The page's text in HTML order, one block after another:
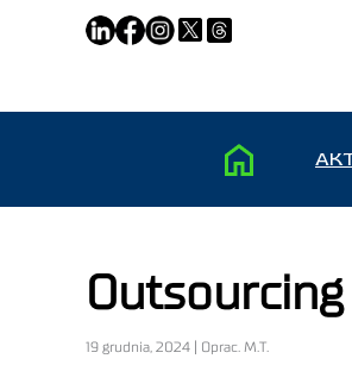
19 grudnia, 2024 | Oprac. M.T.